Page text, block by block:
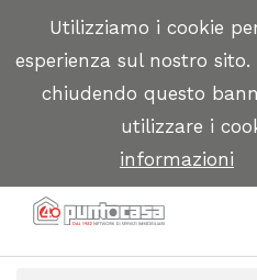
Utilizziamo i cookie
esperienza sul nostro
chiudendo questo
utilizzare i
informazioni